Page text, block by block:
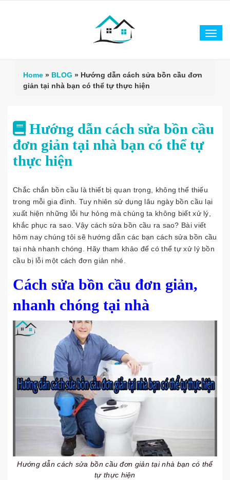
Home » BLOG » Hướng dẫn cách sửa bồn cầu đơn
giản tại nhà bạn có thể tự thực hiện
Hướng dẫn cách sửa bồn cầu
đơn giản tại nhà bạn có thể tự
thực hiện
Chắc chắn bồn cầu là thiết bị quan trọng, không thể thiếu
trong mỗi gia đình. Tuy nhiên sử dụng lâu ngày bồn cầu lại
xuất hiện những lỗi hư hỏng mà chúng ta không biết xử lý,
khắc phục ra sao. Vậy cách sửa bồn cầu ra sao? Bài viết
hôm nay chúng tôi sẽ hướng dẫn các bạn cách sửa bồn cầu
tại nhà nhanh chóng. Hãy tham khảo để có thể tự xử lý bồn
cầu bị lỗi một cách đơn giản nhé.
Cách sửa bồn cầu đơn giản,
nhanh chóng tại nhà
Hướng dẫn cách sửa bồn cầu đơn giản tại nhà bạn có thể
tự thực hiện